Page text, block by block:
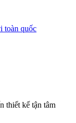
toàn quốc
thiết kế tận tâm